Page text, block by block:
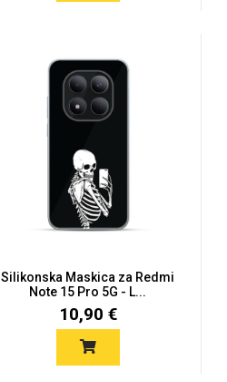
Silikonska Maskica za Redmi
Note 15 Pro 5G - L...
10,90 €